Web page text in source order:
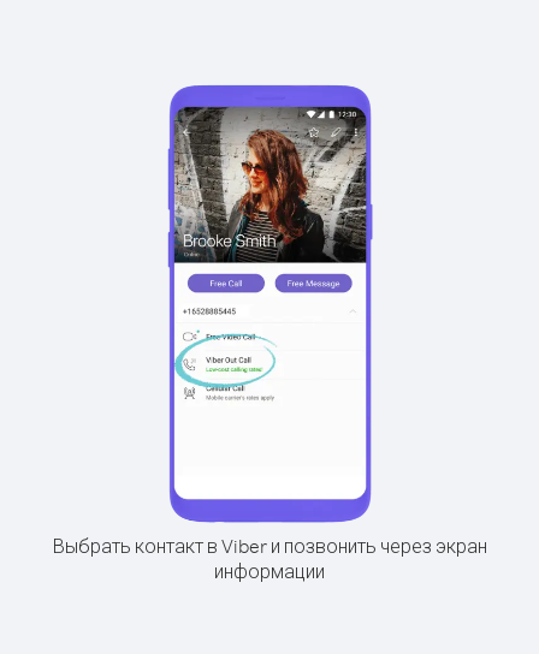
Выбрать контакт в Viber и позвонить через экран
информации